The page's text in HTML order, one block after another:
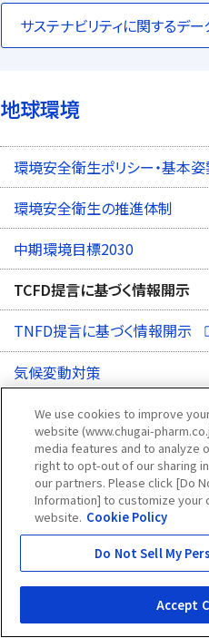
サステナビリティに関するデー
地球環境
環境安全衛生ポリシー・基本
環境安全衛生の推進体制
中期環境目標2030
TCFD提言に基づく情報開示
TNFD提言に基づく情報開示
気候変動対策
循環型資源利用
生物多様性保全
教育・研修
環境投資
外部公表報告書
We use cookies to improve
website (www.chugai-
media features and to analyze
right to opt-out of our sharing
our partners. Please click [Do
Information] to customize your
website. Cookie Policy
Do Not Sell My
Accept